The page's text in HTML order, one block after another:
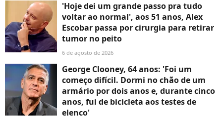
'Hoje dei um grande passo pra tudo
voltar ao normal', aos 51 anos, Alex
Escobar passa por cirurgia para retirar
tumor no peito
6 de agosto de 2026
George Clooney, 64 anos: 'Foi um
começo difícil. Dormi no chão de um
armário por dois anos e, durante cinco
anos, fui de bicicleta aos testes de
elenco'